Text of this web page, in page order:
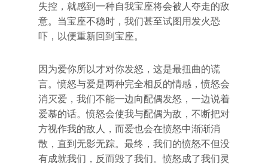
失控，就感到一种自我宝座将会被人夺走的敌
意。当宝座不稳时，我们甚至试图用发火恐
吓，以便重新回到宝座。
因为爱你所以才对你发怒，这是最扭曲的谎
言。愤怒与爱是两种完全相反的情感，愤怒会
消灭爱，我们不能一边向配偶发怒，一边说着
爱慕的话。愤怒会使我与配偶为敌，不断把对
方视作我的敌人，而爱也会在愤怒中渐渐消
散，直到无影无踪。最终，我们的愤怒不但没
有成就我们，反而毁了我们。愤怒成了我们灵